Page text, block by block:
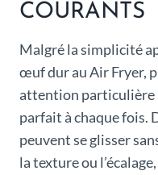
COURANTS
Malgré la simplicité
œuf dur au Air Fryer,
attention particulière
parfait à chaque fois.
peuvent se glisser
la texture ou